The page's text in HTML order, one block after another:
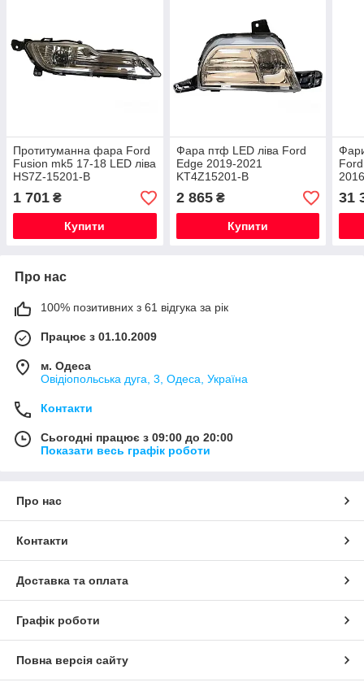
Протитуманна фара Ford
Fusion mk5 17-18 LED ліва
HS7Z-15201-B
1 701 ₴
Купити
Фара птф LED ліва Ford
Edge 2019-2021
KT4Z15201-B
2 865₴
Купити
31
Про нас
100% позитивних з 61 відгука за рік
Працює з 01.10.2009
м. Одеса
Овідіопольська дуга, 3, Одеса, Україна
Контакти
Сьогодні працює з 09:00 до 20:00
Показати весь графік роботи
Про нас
Контакти
Доставка та оплата
Графік роботи
Повна версія сайту